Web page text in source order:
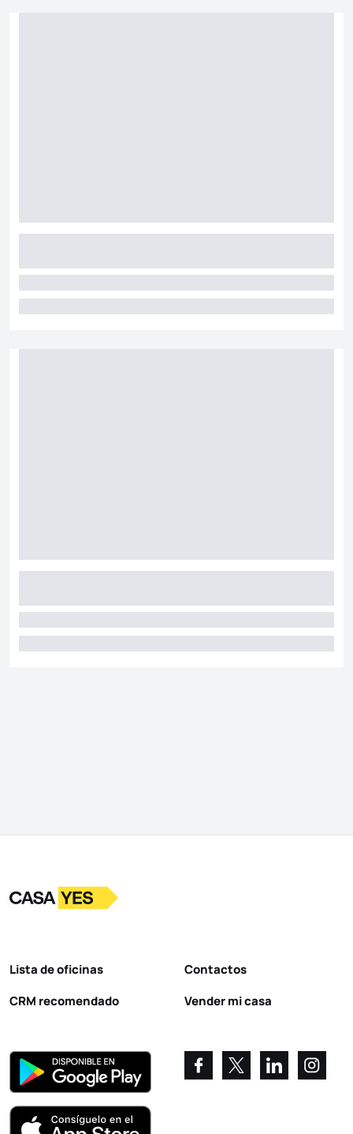
Logotipo Ir a la página de inicio
Lista de oficinas
CRM recomendado
Contactos
Vender mi casa